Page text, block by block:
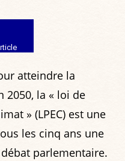
atteindre la
2050, la « loi de
» (LPEC) est une
les cinq ans une
parlementaire.